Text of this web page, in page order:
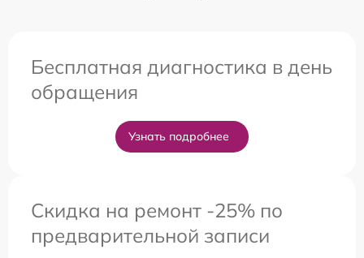
Бесплатная диагностика в день
обращения
Узнать подробнее
Скидка на ремонт -25% по
предварительной записи